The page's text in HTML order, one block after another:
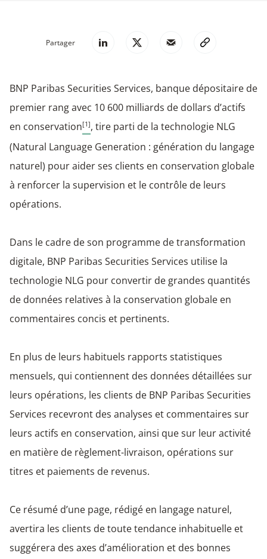
Partager
BNP Paribas Securities Services, banque dépositaire de
premier rang avec 10 600 milliards de dollars d’actifs
en conservation[1], tire parti de la technologie NLG
(Natural Language Generation : génération du langage
naturel) pour aider ses clients en conservation globale
à renforcer la supervision et le contrôle de leurs
opérations.
Dans le cadre de son programme de transformation
digitale, BNP Paribas Securities Services utilise la
technologie NLG pour convertir de grandes quantités
de données relatives à la conservation globale en
commentaires concis et pertinents.
​En plus de leurs habituels rapports statistiques
mensuels, qui contiennent des données détaillées sur
leurs opérations, les clients de BNP Paribas Securities
Services recevront des analyses et commentaires sur
leurs actifs en conservation, ainsi que sur leur activité
en matière de règlement-livraison, opérations sur
titres et paiements de revenus.
Ce résumé d’une page, rédigé en langage naturel,
avertira les clients de toute tendance inhabituelle et
suggérera des axes d’amélioration et des bonnes